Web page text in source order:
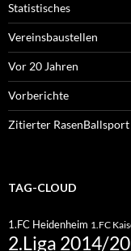
Statistisches
Vereinsbaustellen
Vor 20 Jahren
Vorberichte
Zitierter RasenBallsport
TAG-CLOUD
1.FC Heidenheim 1.FC
2.Liga 2014/